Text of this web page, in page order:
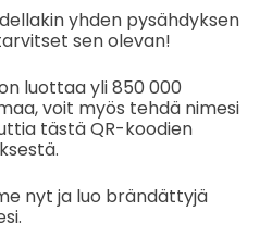
yhden pysähdyksen
sen olevan!
luottaa yli 850 000
voit myös tehdä nimesi
tästä QR-koodien
nyt ja luo brändättyjä